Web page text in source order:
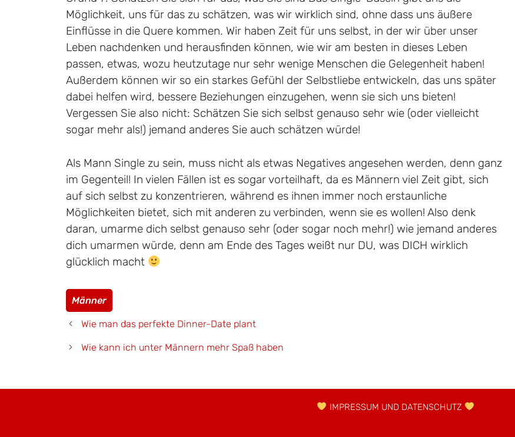
Möglichkeit, uns für das zu schätzen, was wir wirklich sind, ohne dass uns äußere
Einflüsse in die Quere kommen. Wir haben Zeit für uns selbst, in der wir über unser
Leben nachdenken und herausfinden können, wie wir am besten in dieses Leben
passen, etwas, wozu heutzutage nur sehr wenige Menschen die Gelegenheit haben!
Außerdem können wir so ein starkes Gefühl der Selbstliebe entwickeln, das uns später
dabei helfen wird, bessere Beziehungen einzugehen, wenn sie sich uns bieten!
Vergessen Sie also nicht: Schätzen Sie sich selbst genauso sehr wie (oder vielleicht
sogar mehr als!) jemand anderes Sie auch schätzen würde!
Als Mann Single zu sein, muss nicht als etwas Negatives angesehen werden, denn ganz
im Gegenteil! In vielen Fällen ist es sogar vorteilhaft, da es Männern viel Zeit gibt, sich
auf sich selbst zu konzentrieren, während es ihnen immer noch erstaunliche
Möglichkeiten bietet, sich mit anderen zu verbinden, wenn sie es wollen! Also denk
daran, umarme dich selbst genauso sehr (oder sogar noch mehr!) wie jemand anderes
dich umarmen würde, denn am Ende des Tages weißt nur DU, was DICH wirklich
glücklich macht
Kategorien
Männer
Wie man das perfekte Dinner-Date plant
Wie kann ich unter Männern mehr Spaß haben
IMPRESSUM UND DATENSCHUTZ